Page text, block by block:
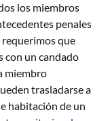
los miembros
penales
requerimos que
con un candado
miembro
trasladarse a
habitación de un